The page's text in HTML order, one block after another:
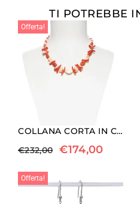
TI POTREBBE
Offerta!
COLLANA CORTA IN CORALLO ED ARGENTO
€232,00 €174,00
Offerta!